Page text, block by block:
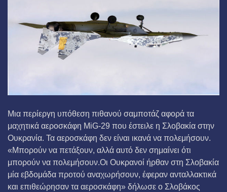
Μια περίεργη υπόθεση πιθανού σαμποτάζ αφορά τα
μαχητικά αεροσκάφη MiG-29 που έστειλε η Σλοβακία στην
Ουκρανία. Τα αεροσκάφη δεν είναι ικανά να πολεμήσουν.
«Μπορούν να πετάξουν, αλλά αυτό δεν σημαίνει ότι
μπορούν να πολεμήσουν.Οι Ουκρανοί ήρθαν στη Σλοβακία
μία εβδομάδα προτού αναχωρήσουν, έφεραν ανταλλακτικά
και επιθεώρησαν τα αεροσκάφη» δήλωσε ο Σλοβάκος